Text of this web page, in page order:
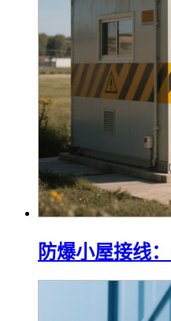
防爆小屋接线